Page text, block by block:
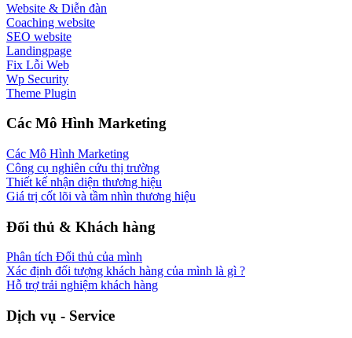
Website & Diễn đàn
Coaching website
SEO website
Landingpage
Fix Lỗi Web
Wp Security
Theme Plugin
Các Mô Hình Marketing
Các Mô Hình Marketing
Công cụ nghiên cứu thị trường
Thiết kế nhận diện thương hiệu
Giá trị cốt lõi và tầm nhìn thương hiệu
Đối thủ & Khách hàng
Phân tích Đối thủ của mình
Xác định đối tượng khách hàng của mình là gì ?
Hỗ trợ trải nghiệm khách hàng
Dịch vụ - Service